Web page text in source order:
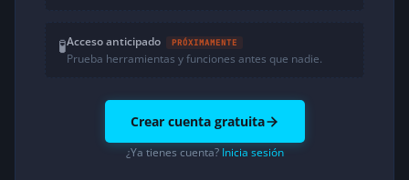
🧪Acceso anticipado PRÓXIMAMENTE
Prueba herramientas y funciones antes que nadie.
Crear cuenta gratuita
¿Ya tienes cuenta? Inicia sesión